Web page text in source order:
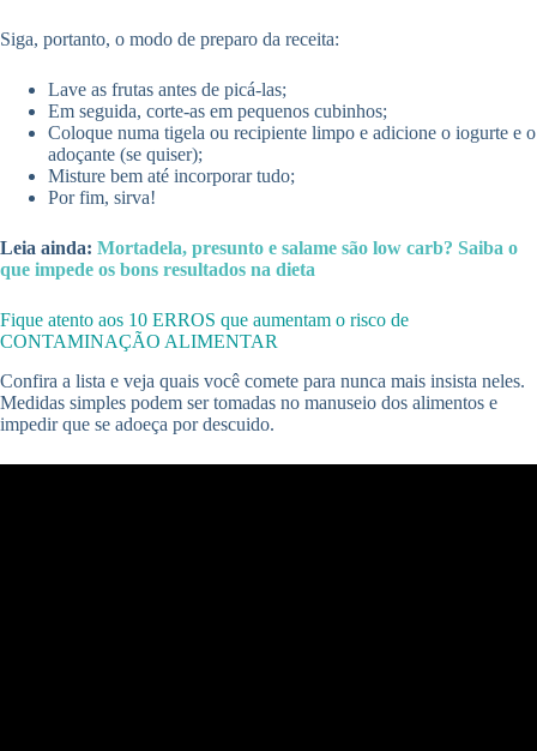
Siga, portanto, o modo de preparo da receita:
Lave as frutas antes de picá-las;
Em seguida, corte-as em pequenos cubinhos;
Coloque numa tigela ou recipiente limpo e adicione o iogurte e o
adoçante (se quiser);
Misture bem até incorporar tudo;
Por fim, sirva!
Leia ainda: Mortadela, presunto e salame são low carb? Saiba o
que impede os bons resultados na dieta
Fique atento aos 10 ERROS que aumentam o risco de
CONTAMINAÇÃO ALIMENTAR
Confira a lista e veja quais você comete para nunca mais insista neles.
Medidas simples podem ser tomadas no manuseio dos alimentos e
impedir que se adoeça por descuido.